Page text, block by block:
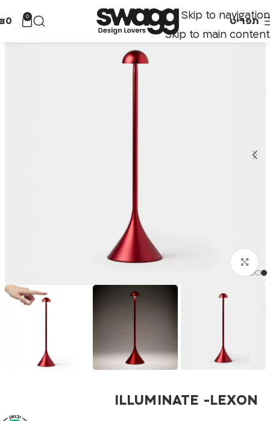
Skip to navigation
Skip to main content
תפריט 0
0
לחצו להגדלה
ILLUMINATE -LEXON